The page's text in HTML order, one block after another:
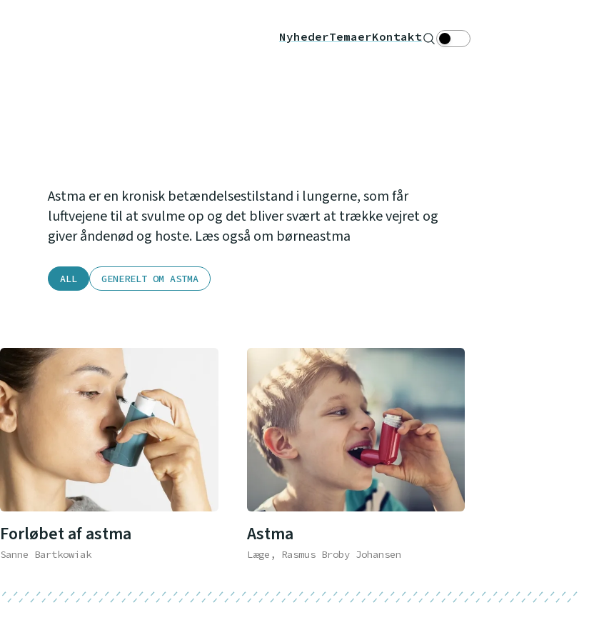
NyhederTemaerKontakt Søg Theme toggle
Astma er en kronisk betændelsestilstand i lungerne, som får
luftvejene til at svulme op og det bliver svært at trække vejret og
giver åndenød og hoste. Læs også om børneastma
ALL GENERELT OM ASTMA
Forløbet af astma
Sanne Bartkowiak
Astma
Læge, Rasmus Broby Johansen